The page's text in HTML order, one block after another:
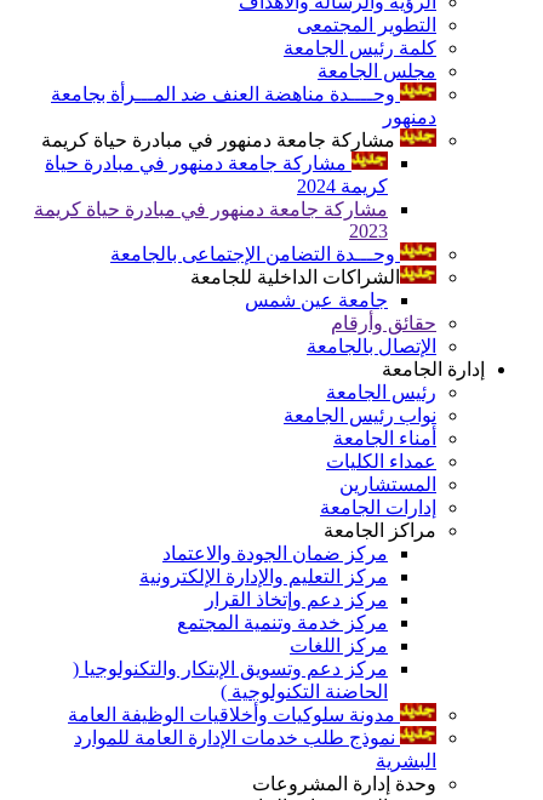
التطوير المجتمعى
كلمة رئيس الجامعة
مجلس الجامعة
وحــــدة مناهضة العنف ضد المـــرأة بجامعة
دمنهور
مشاركة جامعة دمنهور في مبادرة حياة كريمة
مشاركة جامعة دمنهور في مبادرة حياة
كريمة 2024
مشاركة جامعة دمنهور في مبادرة حياة كريمة
2023
وحـــدة التضامن الإجتماعى بالجامعة
الشراكات الداخلية للجامعة
جامعة عين شمس
حقائق وأرقام
الإتصال بالجامعة
إدارة الجامعة
رئيس الجامعة
نواب رئيس الجامعة
أمناء الجامعة
عمداء الكليات
المستشارين
إدارات الجامعة
مراكز الجامعة
مركز ضمان الجودة والاعتماد
مركز التعليم والإدارة الإلكترونية
مركز دعم وإتخاذ القرار
مركز خدمة وتنمية المجتمع
مركز اللغات
مركز دعم وتسويق الإبتكار والتكنولوجيا (
الحاضنة التكنولوجية )
مدونة سلوكيات وأخلاقيات الوظيفة العامة
نموذج طلب خدمات الإدارة العامة للموارد
البشرية
وحدة إدارة المشروعات